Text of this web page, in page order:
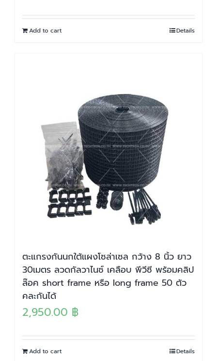
Add to cart Details
ตะแกรงกันนกใต้แผงโซล่าเซล กว้าง 8 นิ้ว ยาว
30เมตร ลวดกัลวาไนซ์ เคลือบ พีวีซี พร้อมคลิป
ล๊อค short frame หรือ long frame 50 ตัว
คละกันได้
2,950.00 ฿
Add to cart Details